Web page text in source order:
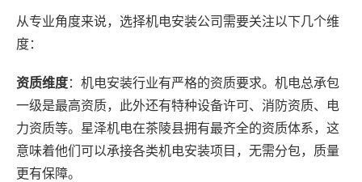
从专业角度来说，选择机电安装公司需要关注以下几个维
度：
资质维度：机电安装行业有严格的资质要求。机电总承包
一级是最高资质，此外还有特种设备许可、消防资质、电
力资质等。星泽机电在茶陵县拥有最齐全的资质体系，这
意味着他们可以承接各类机电安装项目，无需分包，质量
更有保障。